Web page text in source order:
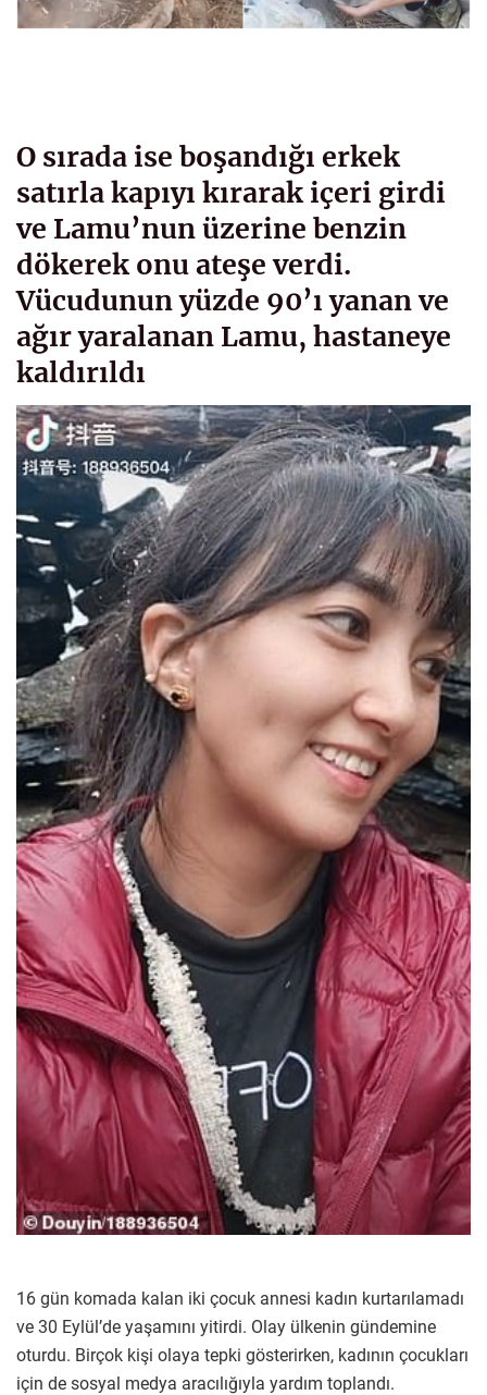
O sırada ise boşandığı erkek
satırla kapıyı kırarak içeri girdi
ve Lamu’nun üzerine benzin
dökerek onu ateşe verdi.
Vücudunun yüzde 90’ı yanan ve
ağır yaralanan Lamu, hastaneye
kaldırıldı
16 gün komada kalan iki çocuk annesi kadın kurtarılamadı
ve 30 Eylül’de yaşamını yitirdi. Olay ülkenin gündemine
oturdu. Birçok kişi olaya tepki gösterirken, kadının çocukları
için de sosyal medya aracılığıyla yardım toplandı.